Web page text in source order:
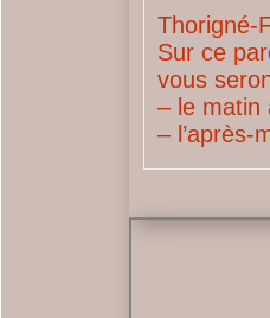
Thorigné-
Sur ce
vous
– le matin
– l’après-